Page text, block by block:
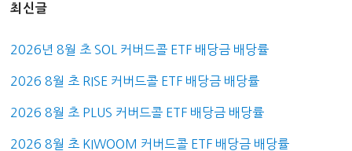
최신글
2026년 8월 초 SOL 커버드콜 ETF 배당금 배당률
2026 8월 초 RISE 커버드콜 ETF 배당금 배당률
2026 8월 초 PLUS 커버드콜 ETF 배당금 배당률
2026 8월 초 KIWOOM 커버드콜 ETF 배당금 배당률